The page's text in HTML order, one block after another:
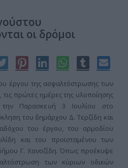
οι δρόμοι
έργου της ασφαλτόστρωσης των
τις πρώτες ημέρες της υλοποίησης
την Παρασκευή 3 Ιουλίου στο
του δημάρχου Δ. Τερζίδη και
του έργου, του αρμοδίου
και του προϊσταμένου των
Γ. Χανοζίδη. Όπως προέκυψε
των κύριων οδικών